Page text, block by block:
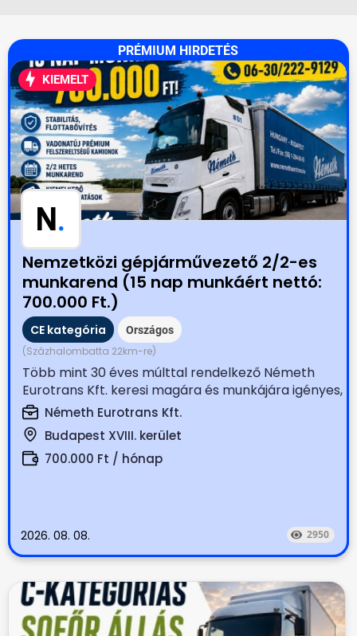
PRÉMIUM HIRDETÉS
KIEMELT
N.
Nemzetközi gépjárművezető 2/2-es
munkarend (15 nap munkáért nettó:
700.000 Ft.)
CE kategória Országos
(Százhalombatta 22km-re)
Több mint 30 éves múlttal rendelkező Németh
Eurotrans Kft. keresi magára és munkájára igényes,
tapasztalt...
Németh Eurotrans Kft.
Budapest XVIII. kerület
700.000 Ft / hónap
2026. 08. 08. 2950